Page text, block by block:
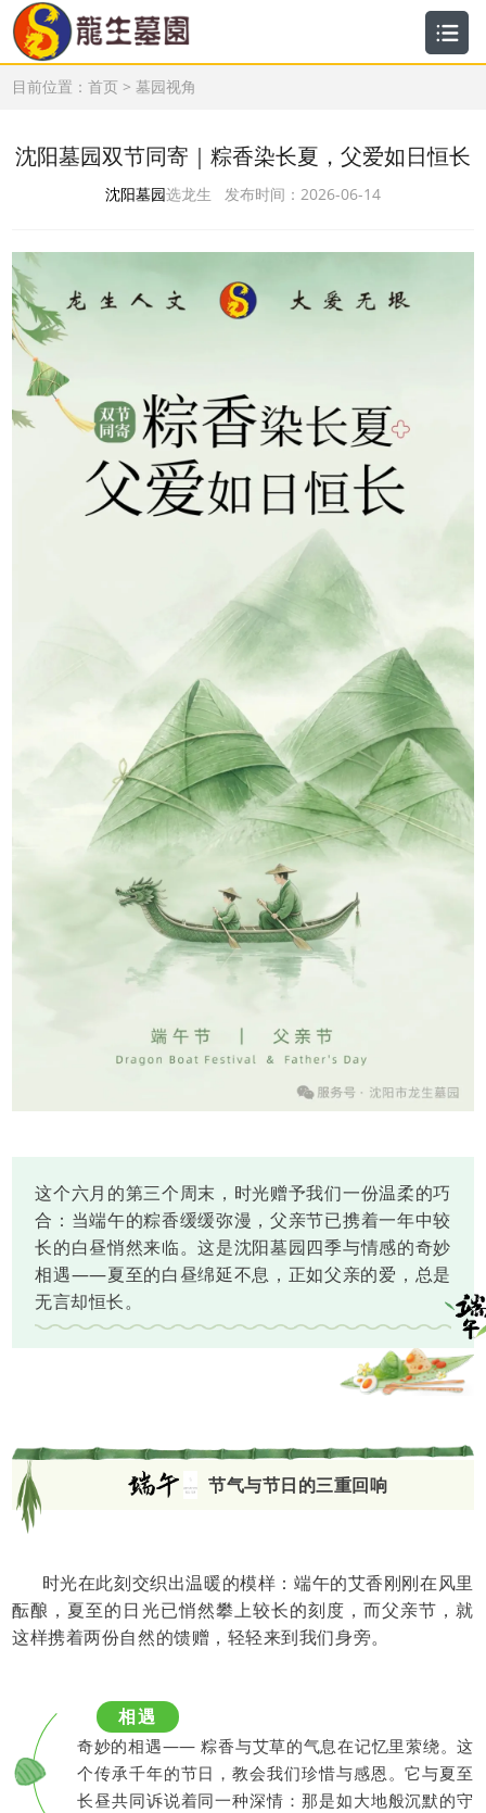
目前位置：首页 >墓园视角
沈阳墓园双节同寄｜粽香染长夏，父爱如日恒长
沈阳墓园选龙生 发布时间：2026-06-14
这个六月的第三个周末，时光赠予我们一份温柔的巧
合：当端午的粽香缓缓弥漫，父亲节已携着一年中较
长的白昼悄然来临。这是沈阳墓园四季与情感的奇妙
相遇——夏至的白昼绵延不息，正如父亲的爱，总是
无言却恒长。
至 节气与节日的三重回响
时光在此刻交织出温暖的模样：端午的艾香刚刚在风里
酝酿，夏至的日光已悄然攀上较长的刻度，而父亲节，就
这样携着两份自然的馈赠，轻轻来到我们身旁。
相遇
奇妙的相遇—— 粽香与艾草的气息在记忆里萦绕。这
个传承千年的节日，教会我们珍惜与感恩。它与夏至
长昼共同诉说着同一种深情：那是如大地般沉默的守